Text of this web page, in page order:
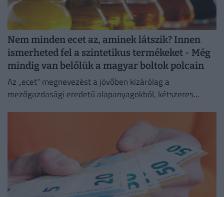
Nem minden ecet az, aminek látszik? Innen
ismerheted fel a szintetikus termékeket - Még
mindig van belőlük a magyar boltok polcain
Az „ecet” megnevezést a jövőben kizárólag a
mezőgazdasági eredetű alapanyagokból, kétszeres